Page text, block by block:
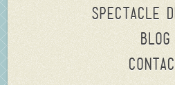
Spectacle
Blog